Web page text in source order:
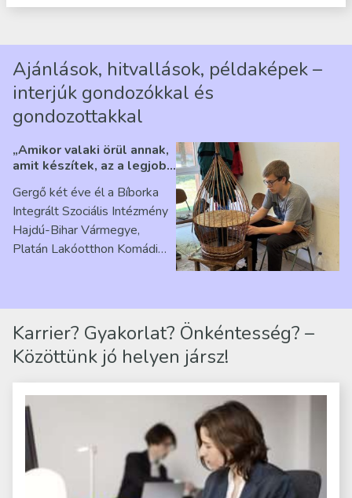
Ajánlások, hitvallások, példaképek –
interjúk gondozókkal és
gondozottakkal
„Amikor valaki örül annak,
amit készítek, az a legjobb
Ribárszky Gergő ellátottal
Gergő két éve él a Bíborka
Integrált Szociális Intézmény
Hajdú-Bihar Vármegye,
Platán Lakóotthon Komádi
Karrier? Gyakorlat? Önkéntesség? –
Közöttünk jó helyen jársz!